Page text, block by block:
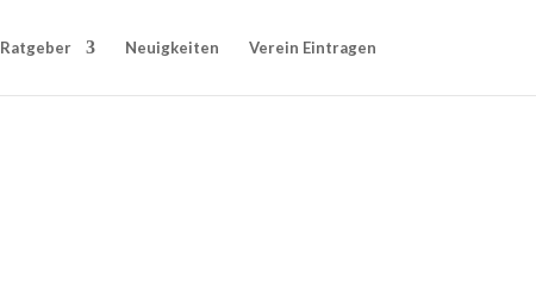
Ratgeber Neuigkeiten Verein Eintragen